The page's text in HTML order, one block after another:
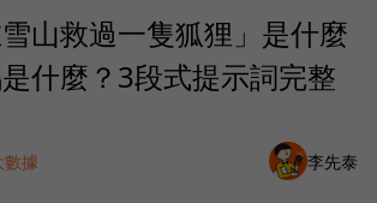
雪山救過一隻狐狸」是什麼
什麼？3段式提示詞完整
據 李先泰